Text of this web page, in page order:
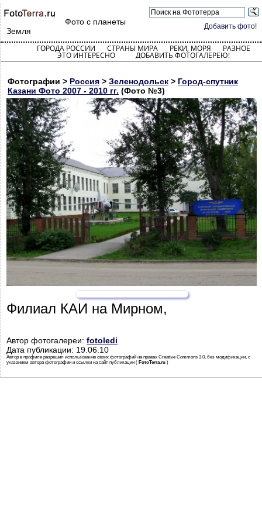
Добавить фото!
Фото с планеты
Земля
ГОРОДА РОССИИ СТРАНЫ МИРА РЕКИ, МОРЯ РАЗНОЕ
ЭТО ИНТЕРЕСНО ДОБАВИТЬ ФОТОГАЛЕРЕЮ!
Фотографии > Россия > Зеленодольск > Город-спутник
Казани Фото 2007 - 2010 гг. (Фото №3)
Филиал КАИ на Мирном,
Автор фотогалереи: fotoledi
Дата публикации: 19.06.10
Автор в профиле разрешил использование своих фотографий на правах Creative Commons 3.0, без модификации, с
указанием автора фотографии и ссылки на сайт публикации ( FotoTerra.ru )